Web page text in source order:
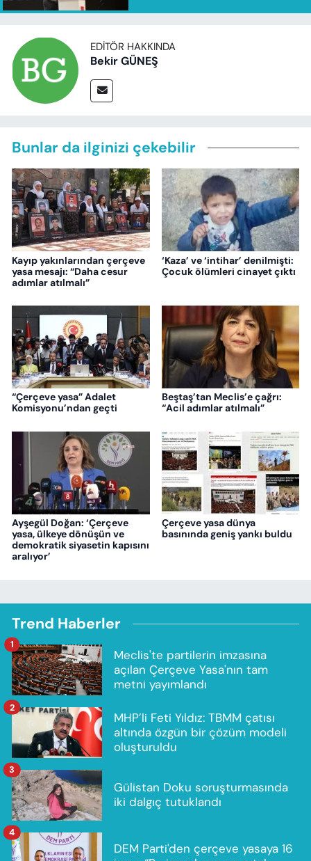
EDITÖR HAKKINDA
Bekir GÜNEŞ
Bunlar da ilginizi çekebilir
Kayıp yakınlarından çerçeve
yasa mesajı: “Daha cesur
adımlar atılmalı”
‘Kaza’ ve ‘intihar’ denilmişti:
Çocuk ölümleri cinayet çıktı
“Çerçeve yasa” Adalet
Komisyonu’ndan geçti
Beştaş’tan Meclis’e çağrı:
“Acil adımlar atılmalı”
Ayşegül Doğan: ‘Çerçeve
yasa, ülkeye dönüşün ve
demokratik siyasetin kapısını
aralıyor’
Çerçeve yasa dünya
basınında geniş yankı buldu
Trend Haberler
Meclis'te partilerin imzasına
açılan Çerçeve Yasa'nın tam
metni yayımlandı
1
MHP’li Feti Yıldız: TBMM çatısı
altında özgün bir çözüm modeli
oluşturuldu
2
Gülistan Doku soruşturmasında
iki dalgıç tutuklandı
3
DEM Parti'den çerçeve yasaya 16
4